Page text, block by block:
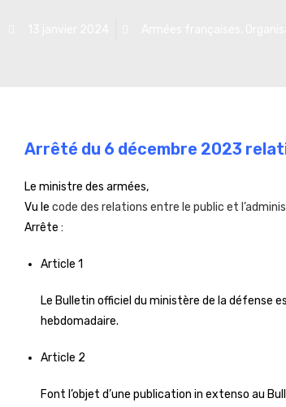
Arrêté du 6 décembre 2023
Le ministre des armées,
Vu le code des relations entre le public et
Arrête :
Article 1
Le Bulletin officiel du ministère de la défense
hebdomadaire.
Article 2
Font l’objet d’une publication in extenso au